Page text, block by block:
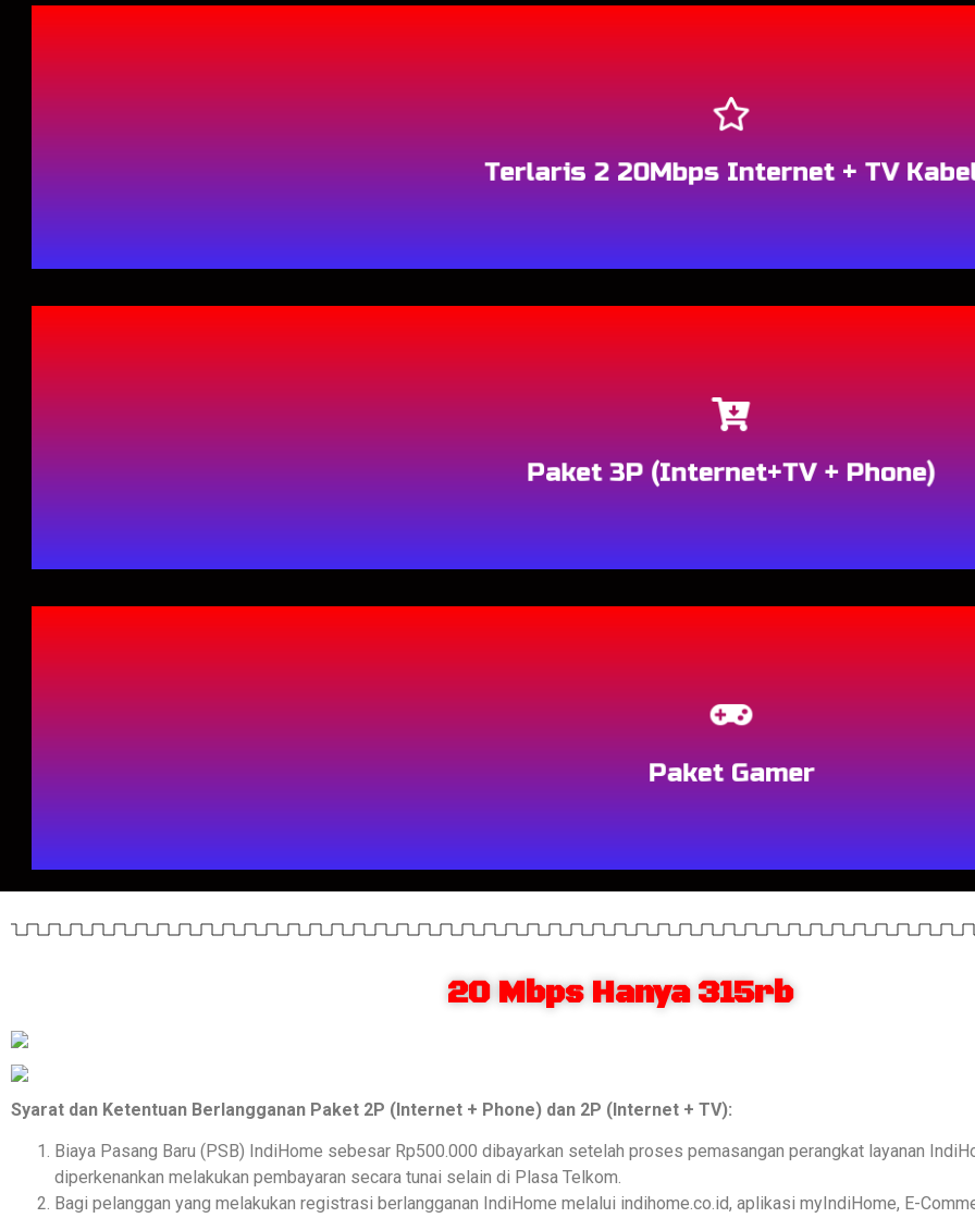
Terlaris 2 20Mbps Internet + TV
Paket 3P (Internet+TV + Phone)
Paket Gamer
20 Mbps Hanya 315rb
Syarat dan Ketentuan Berlangganan Paket 2P (Internet + Phone) dan 2P (Internet + TV):
Biaya Pasang Baru (PSB) IndiHome sebesar Rp500.000 dibayarkan setelah proses pemasangan perangkat layanan
diperkenankan melakukan pembayaran secara tunai selain di Plasa Telkom.
Bagi pelanggan yang melakukan registrasi berlangganan IndiHome melalui indihome.co.id, aplikasi myIndiHome, E-